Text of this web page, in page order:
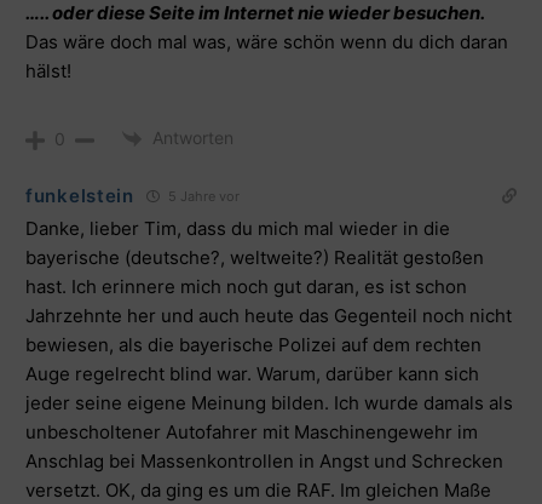
….. oder diese Seite im Internet nie wieder besuchen.
Das wäre doch mal was, wäre schön wenn du dich daran
hälst!
0 Antworten
funkelstein 5 Jahre vor
Danke, lieber Tim, dass du mich mal wieder in die
bayerische (deutsche?, weltweite?) Realität gestoßen
hast. Ich erinnere mich noch gut daran, es ist schon
Jahrzehnte her und auch heute das Gegenteil noch nicht
bewiesen, als die bayerische Polizei auf dem rechten
Auge regelrecht blind war. Warum, darüber kann sich
jeder seine eigene Meinung bilden. Ich wurde damals als
unbescholtener Autofahrer mit Maschinengewehr im
Anschlag bei Massenkontrollen in Angst und Schrecken
versetzt. OK, da ging es um die RAF. Im gleichen Maße